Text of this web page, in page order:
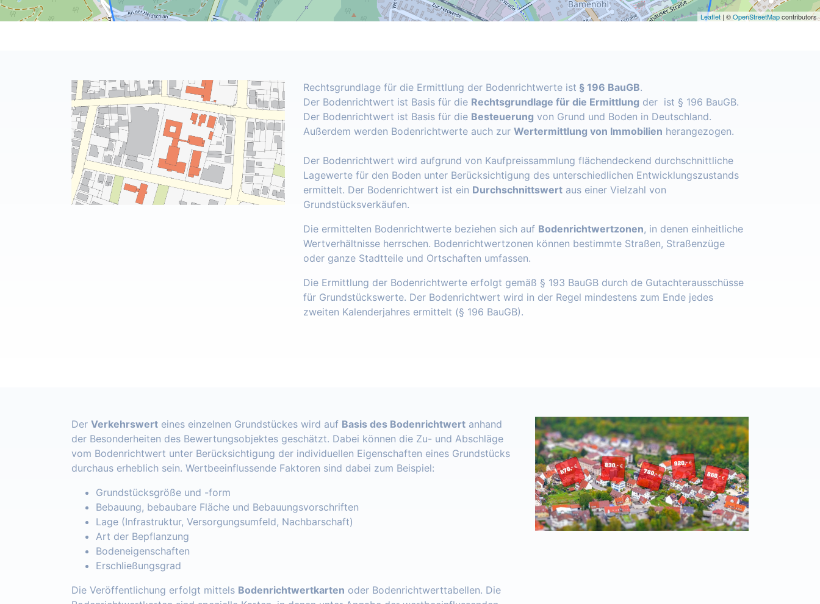
Leaflet | ©OpenStreetMapcontributors
Rechtsgrundlage für die Ermittlung der Bodenrichtwerte ist § 196 BauGB.
Der Bodenrichtwert ist Basis für die Rechtsgrundlage für die Ermittlung der ist § 196 BauGB.
Der Bodenrichtwert ist Basis für die Besteuerung von Grund und Boden in Deutschland.
Außerdem werden Bodenrichtwerte auch zur Wertermittlung von Immobilien herangezogen.
Der Bodenrichtwert wird aufgrund von Kaufpreissammlung flächendeckend durchschnittliche
Lagewerte für den Boden unter Berücksichtigung des unterschiedlichen Entwicklungszustands
ermittelt. Der Bodenrichtwert ist ein Durchschnittswert aus einer Vielzahl von
Grundstücksverkäufen.
Die ermittelten Bodenrichtwerte beziehen sich auf Bodenrichtwertzonen, in denen einheitliche
Wertverhältnisse herrschen. Bodenrichtwertzonen können bestimmte Straßen, Straßenzüge
oder ganze Stadtteile und Ortschaften umfassen.
Die Ermittlung der Bodenrichtwerte erfolgt gemäß § 193 BauGB durch de Gutachterausschüsse
für Grundstückswerte. Der Bodenrichtwert wird in der Regel mindestens zum Ende jedes
zweiten Kalenderjahres ermittelt (§ 196 BauGB).
Der Verkehrswert eines einzelnen Grundstückes wird auf Basis des Bodenrichtwert anhand
der Besonderheiten des Bewertungsobjektes geschätzt. Dabei können die Zu- und Abschläge
vom Bodenrichtwert unter Berücksichtigung der individuellen Eigenschaften eines Grundstücks
durchaus erheblich sein. Wertbeeinflussende Faktoren sind dabei zum Beispiel:
Grundstücksgröße und -form
Bebauung, bebaubare Fläche und Bebauungsvorschriften
Lage (Infrastruktur, Versorgungsumfeld, Nachbarschaft)
Art der Bepflanzung
Bodeneigenschaften
Erschließungsgrad
Die Veröffentlichung erfolgt mittels Bodenrichtwertkarten oder Bodenrichtwerttabellen. Die